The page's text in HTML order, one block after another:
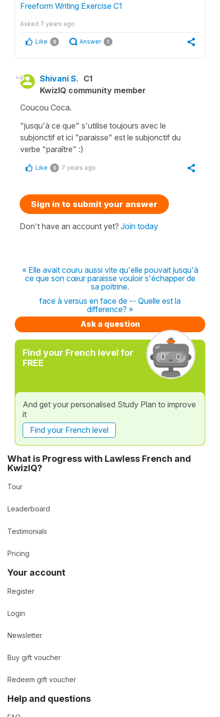
Freeform Writing Exercise C1
Asked 7 years ago
Like 0 Answer 1
Shivani S. C1
KwizIQ community member
Coucou Coca.
"jusqu'à ce que" s'utilise toujours avec le
subjonctif et ici "paraisse" est le subjonctif du
verbe "paraître" :)
Like 0 7 years ago
Sign in to submit your answer
Don't have an account yet? Join today
« Elle avait couru aussi vite qu'elle pouvait jusqu'à
ce que son cœur paraisse vouloir s'échapper de
sa poitrine.
face à versus en face de -- Quelle est la
difference? »
Ask a question
Find your French level for
FREE
And get your personalised Study Plan to improve
it
Find your French level
What is Progress with Lawless French and
KwizIQ?
Tour
Leaderboard
Testimonials
Pricing
Your account
Register
Login
Newsletter
Buy gift voucher
Redeem gift voucher
Help and questions